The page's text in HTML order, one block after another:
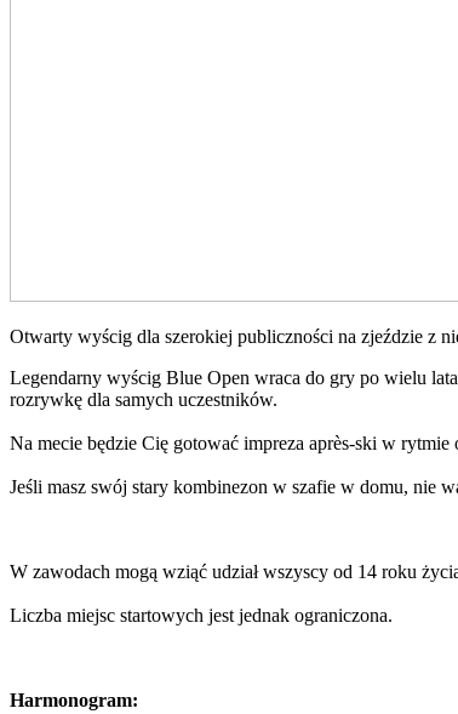
Otwarty wyścig dla szerokiej publiczności na zjeździe z
Legendarny wyścig Blue Open wraca do gry po wielu
rozrywkę dla samych uczestników.
Na mecie będzie Cię gotować impreza après-ski w
Jeśli masz swój stary kombinezon w szafie w domu, nie
W zawodach mogą wziąć udział wszyscy od 14 roku
Liczba miejsc startowych jest jednak ograniczona.
Harmonogram: